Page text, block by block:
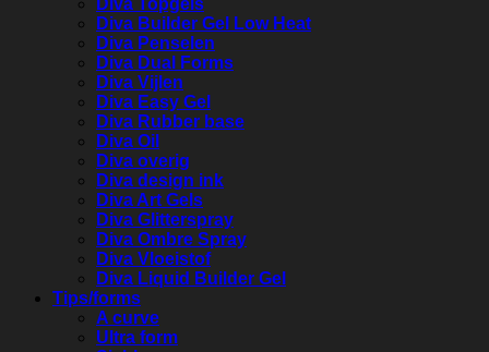
Diva Topgels
Diva Builder Gel Low Heat
Diva Penselen
Diva Dual Forms
Diva Vijlen
Diva Easy Gel
Diva Rubber base
Diva Oil
Diva overig
Diva design ink
Diva Art Gels
Diva Glitterspray
Diva Ombre Spray
Diva Vloeistof
Diva Liquid Builder Gel
Tips/forms
A curve
Ultra form